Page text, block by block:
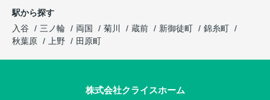
駅から探す
入谷
三ノ輪 両国 菊川 蔵前 新御徒町
錦糸町
秋葉原
上野 田原町
株式会社クライスホーム